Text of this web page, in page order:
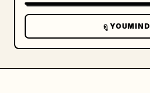
ดู YOUMIND